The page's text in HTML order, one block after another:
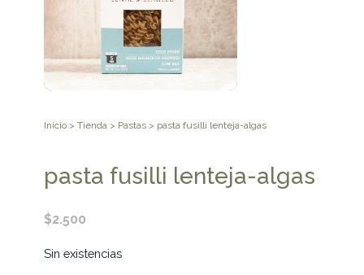
Inicio >Tienda > Pastas > pasta fusilli lenteja-algas
pasta fusilli lenteja-algas
$2.500
Sin existencias